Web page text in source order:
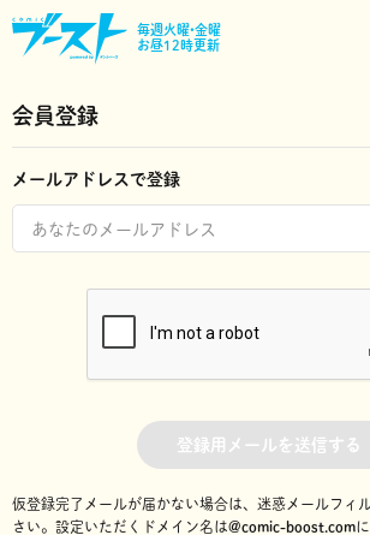
毎週火曜•金曜
お昼12時更新
会員登録
メールアドレスで登録
登録用メールを送信する
仮登録完了メールが届かない場合は、迷惑メールフィ
さい。 設定いただくドメイン名は@comic-boost.com